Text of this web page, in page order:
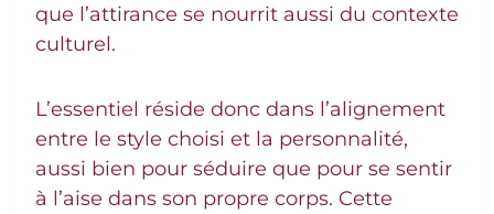
que l’attirance se nourrit aussi du contexte
culturel.
L’essentiel réside donc dans l’alignement
entre le style choisi et la personnalité,
aussi bien pour séduire que pour se sentir
à l’aise dans son propre corps. Cette